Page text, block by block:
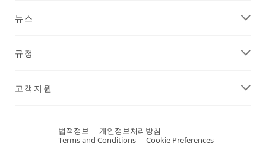
뉴스
규정
고객지원
법적정보 | 개인정보처리방침 |
Terms and Conditions | Cookie Preferences